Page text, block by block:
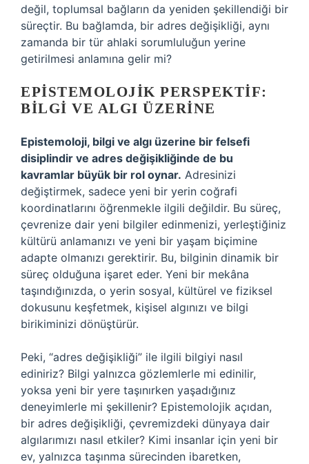
değil, toplumsal bağların da yeniden şekillendiği bir
süreçtir. Bu bağlamda, bir adres değişikliği, aynı
zamanda bir tür ahlaki sorumluluğun yerine
getirilmesi anlamına gelir mi?
EPISTEMOLOJIK PERSPEKTIF:
BILGI VE ALGI ÜZERINE
Epistemoloji, bilgi ve algı üzerine bir felsefi
disiplindir ve adres değişikliğinde de bu
kavramlar büyük bir rol oynar. Adresinizi
değiştirmek, sadece yeni bir yerin coğrafi
koordinatlarını öğrenmekle ilgili değildir. Bu süreç,
çevrenize dair yeni bilgiler edinmenizi, yerleştiğiniz
kültürü anlamanızı ve yeni bir yaşam biçimine
adapte olmanızı gerektirir. Bu, bilginin dinamik bir
süreç olduğuna işaret eder. Yeni bir mekâna
taşındığınızda, o yerin sosyal, kültürel ve fiziksel
dokusunu keşfetmek, kişisel algınızı ve bilgi
birikiminizi dönüştürür.
Peki, “adres değişikliği” ile ilgili bilgiyi nasıl
ediniriz? Bilgi yalnızca gözlemlerle mi edinilir,
yoksa yeni bir yere taşınırken yaşadığınız
deneyimlerle mi şekillenir? Epistemolojik açıdan,
bir adres değişikliği, çevremizdeki dünyaya dair
algılarımızı nasıl etkiler? Kimi insanlar için yeni bir
ev, yalnızca taşınma sürecinden ibaretken,